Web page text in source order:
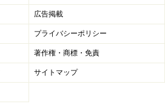
広告掲載
プライバシーポリシー
著作権・商標・免責
サイトマップ